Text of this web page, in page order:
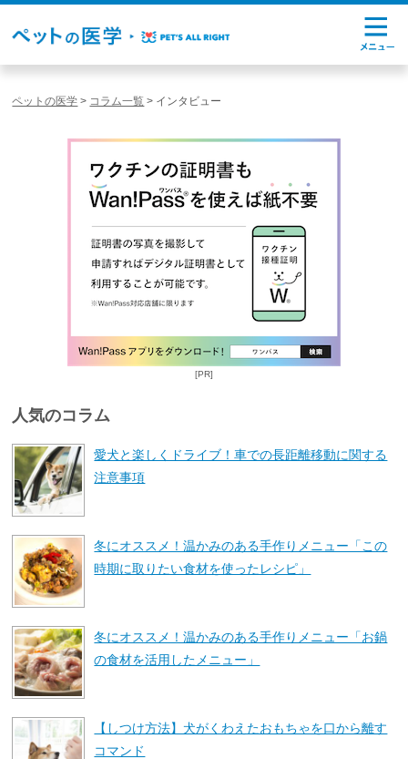
ペットの医学 > コラム一覧 > インタビュー
[PR]
人気のコラム
愛犬と楽しくドライブ！車での長距離移動に関する
注意事項
冬にオススメ！温かみのある手作りメニュー「この
時期に取りたい食材を使ったレシピ」
冬にオススメ！温かみのある手作りメニュー「お鍋
の食材を活用したメニュー」
【しつけ方法】犬がくわえたおもちゃを口から離す
コマンド